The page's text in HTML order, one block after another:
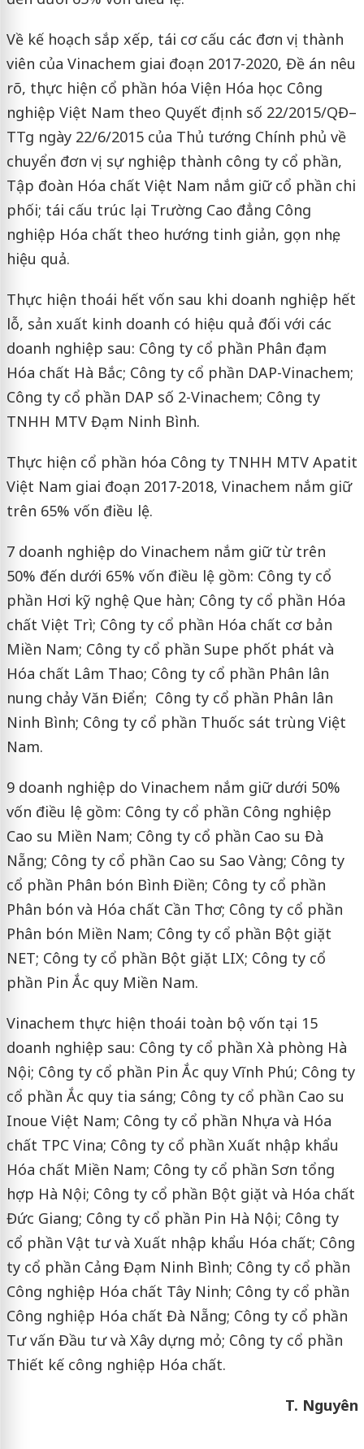
Về kế hoạch sắp xếp, tái cơ cấu các đơn vị thành
viên của Vinachem giai đoạn 2017-2020, Đề án nêu
rõ, thực hiện cổ phần hóa Viện Hóa học Công
nghiệp Việt Nam theo Quyết định số 22/2015/QĐ–
TTg ngày 22/6/2015 của Thủ tướng Chính phủ về
chuyển đơn vị sự nghiệp thành công ty cổ phần,
Tập đoàn Hóa chất Việt Nam nắm giữ cổ phần chi
phối; tái cấu trúc lại Trường Cao đẳng Công
nghiệp Hóa chất theo hướng tinh giản, gọn nhẹ,
hiệu quả.
Thực hiện thoái hết vốn sau khi doanh nghiệp hết
lỗ, sản xuất kinh doanh có hiệu quả đối với các
doanh nghiệp sau: Công ty cổ phần Phân đạm
Hóa chất Hà Bắc; Công ty cổ phần DAP-Vinachem;
Công ty cổ phần DAP số 2-Vinachem; Công ty
TNHH MTV Đạm Ninh Bình.
Thực hiện cổ phần hóa Công ty TNHH MTV Apatit
Việt Nam giai đoạn 2017-2018, Vinachem nắm giữ
trên 65% vốn điều lệ.
7 doanh nghiệp do Vinachem nắm giữ từ trên
50% đến dưới 65% vốn điều lệ gồm: Công ty cổ
phần Hơi kỹ nghệ Que hàn; Công ty cổ phần Hóa
chất Việt Trì; Công ty cổ phần Hóa chất cơ bản
Miền Nam; Công ty cổ phần Supe phốt phát và
Hóa chất Lâm Thao; Công ty cổ phần Phân lân
nung chảy Văn Điển; Công ty cổ phần Phân lân
Ninh Bình; Công ty cổ phần Thuốc sát trùng Việt
Nam.
9 doanh nghiệp do Vinachem nắm giữ dưới 50%
vốn điều lệ gồm: Công ty cổ phần Công nghiệp
Cao su Miền Nam; Công ty cổ phần Cao su Đà
Nẵng; Công ty cổ phần Cao su Sao Vàng; Công ty
cổ phần Phân bón Bình Điền; Công ty cổ phần
Phân bón và Hóa chất Cần Thơ; Công ty cổ phần
Phân bón Miền Nam; Công ty cổ phần Bột giặt
NET; Công ty cổ phần Bột giặt LIX; Công ty cổ
phần Pin Ắc quy Miền Nam.
Vinachem thực hiện thoái toàn bộ vốn tại 15
doanh nghiệp sau: Công ty cổ phần Xà phòng Hà
Nội; Công ty cổ phần Pin Ắc quy Vĩnh Phú; Công ty
cổ phần Ắc quy tia sáng; Công ty cổ phần Cao su
Inoue Việt Nam; Công ty cổ phần Nhựa và Hóa
chất TPC Vina; Công ty cổ phần Xuất nhập khẩu
Hóa chất Miền Nam; Công ty cổ phần Sơn tổng
hợp Hà Nội; Công ty cổ phần Bột giặt và Hóa chất
Đức Giang; Công ty cổ phần Pin Hà Nội; Công ty
cổ phần Vật tư và Xuất nhập khẩu Hóa chất; Công
ty cổ phần Cảng Đạm Ninh Bình; Công ty cổ phần
Công nghiệp Hóa chất Tây Ninh; Công ty cổ phần
Công nghiệp Hóa chất Đà Nẵng; Công ty cổ phần
Tư vấn Đầu tư và Xây dựng mỏ; Công ty cổ phần
Thiết kế công nghiệp Hóa chất.
T. Nguyên